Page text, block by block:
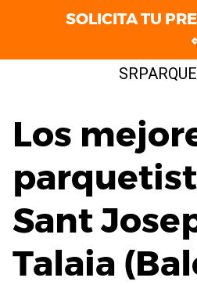
Los
Sant
Talaia
SOLICITA TU